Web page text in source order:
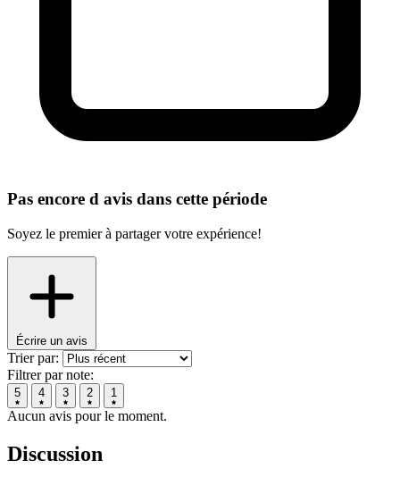
Pas encore d avis dans cette période
Soyez le premier à partager votre expérience!
Écrire un avis
Trier par:
Filtrer par note:
5 4 3 2 1
Aucun avis pour le moment.
Discussion